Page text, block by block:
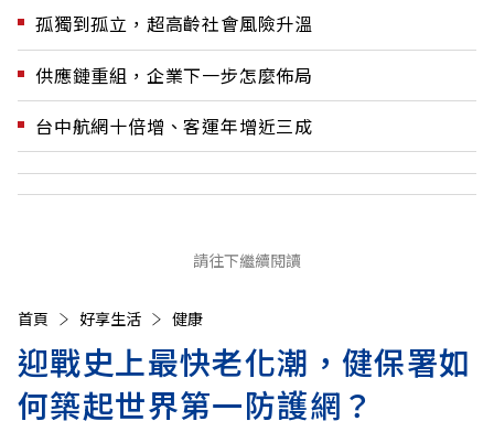
孤獨到孤立，超高齡社會風險升溫
供應鏈重組，企業下一步怎麼佈局
台中航網十倍增、客運年增近三成
請往下繼續閱讀
首頁 好享生活 健康
迎戰史上最快老化潮，健保署如
何築起世界第一防護網？